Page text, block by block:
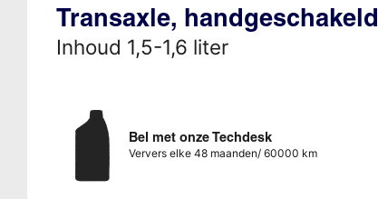
Transaxle, handgeschakeld
Inhoud 1,5-1,6 liter
Bel met onze Techdesk
Ververs elke 48 maanden/ 60000 km